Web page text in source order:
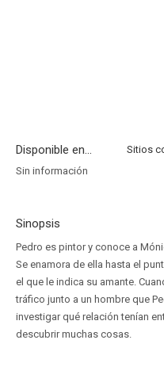
Disponible en...
Sin información
Sinopsis
Pedro es pintor y conoce a
Se enamora de ella hasta el
el que le indica su amante.
tráfico junto a un hombre que
investigar qué relación tenían
descubrir muchas cosas.